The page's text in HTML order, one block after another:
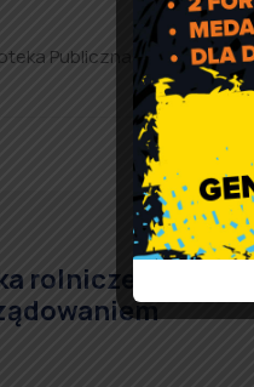
Publiczna w Rząśni.
rolniczego